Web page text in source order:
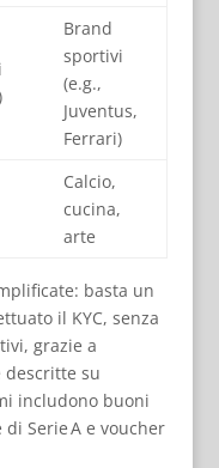
Brand
sportivi
(e.g.,
Juventus,
Ferrari)
Calcio,
cucina,
arte
basta un
il KYC, senza
grazie a
descritte su
includono buoni
Serie A e voucher